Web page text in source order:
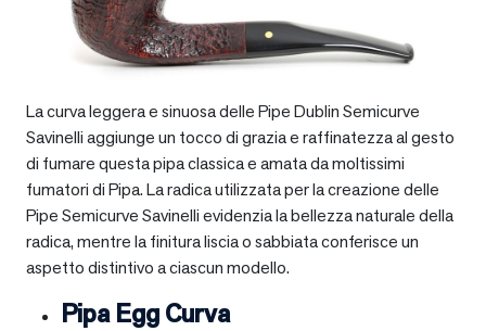
La curva leggera e sinuosa delle Pipe Dublin Semicurve
Savinelli aggiunge un tocco di grazia e raffinatezza al gesto
di fumare questa pipa classica e amata da moltissimi
fumatori di Pipa. La radica utilizzata per la creazione delle
Pipe Semicurve Savinelli evidenzia la bellezza naturale della
radica, mentre la finitura liscia o sabbiata conferisce un
aspetto distintivo a ciascun modello.
Pipa Egg Curva